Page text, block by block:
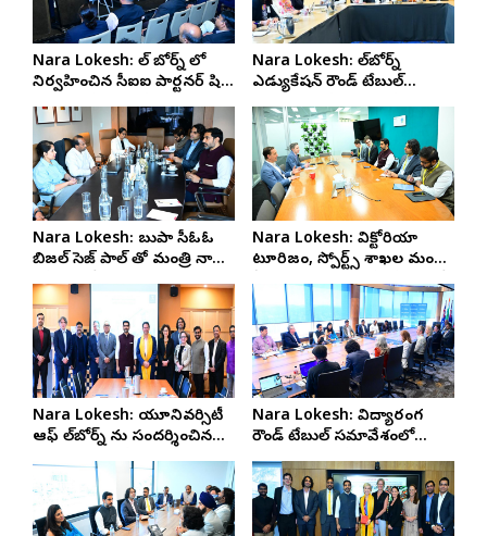
Nara Lokesh: మెల్ బోర్న్ లో
నిర్వహించిన సీఐఐ పార్టనర్ షిప్
సమ్మిట్ రోడ్ షో లో మంత్రి నారా
లోకేష్
Nara Lokesh: మెల్‌బోర్న్
ఎడ్యుకేషన్ రౌండ్ టేబుల్
సమావేశంలో మంత్రి లోకేష్
Nara Lokesh: బుపా సీఓఓ
బిజల్ సెజ్ పాల్ తో మంత్రి నారా
లోకేష్ భేటీ
Nara Lokesh: విక్టోరియా
టూరిజం, స్పోర్ట్స్ శాఖల మంత్రి
స్టీవ్ డిమోపౌలోస్ తో లోకేష్ భేటీ
Nara Lokesh: యూనివర్సిటీ
ఆఫ్ మెల్‌బోర్న్ ను సందర్శించిన
మంత్రి నారా లోకేష్
Nara Lokesh: విద్యారంగ
రౌండ్ టేబుల్ సమావేశంలో
మంత్రి నారా లోకేష్